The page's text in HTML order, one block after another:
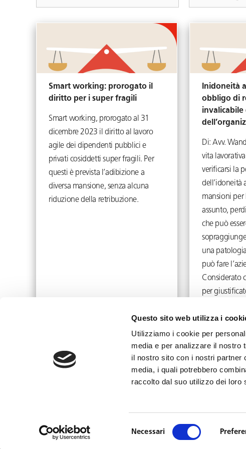
Questo sito web utilizza i
Utilizziamo i cookie per
media e per analizzare il nostro
il nostro sito con i nostri partner
media, i quali potrebbero
raccolto dal suo utilizzo dei loro
Necessari
Smart working: prorogato il
diritto per i super fragili
Smart working, prorogato al 31
dicembre 2023 il diritto al lavoro
agile dei dipendenti pubblici e
privati cosiddetti super fragili. Per
questi è prevista l’adibizione a
diversa mansione, senza alcuna
riduzione della retribuzione.
Inidoneità
obbligo di
invalicabile
Di: Avv.
vita
verificarsi la
dell’idoneità
mansioni per
assunto,
che può
una
può fare
Considerato
per
info@toffolettodeluca.it